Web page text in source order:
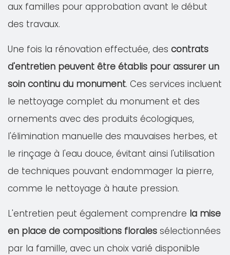
aux familles pour approbation avant le début
des travaux.
Une fois la rénovation effectuée, des contrats
d'entretien peuvent être établis pour assurer un
soin continu du monument. Ces services incluent
le nettoyage complet du monument et des
ornements avec des produits écologiques,
l'élimination manuelle des mauvaises herbes, et
le rinçage à l'eau douce, évitant ainsi l'utilisation
de techniques pouvant endommager la pierre,
comme le nettoyage à haute pression.
L'entretien peut également comprendre la mise
en place de compositions florales sélectionnées
par la famille, avec un choix varié disponible